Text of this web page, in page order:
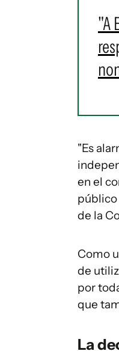
"A
"Es
en el
público
de la
Como
de
por
que
La